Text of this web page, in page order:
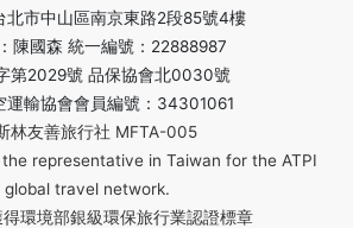
北市中山區南京東路2段85號4樓
陳國森 統一編號：22888987
第2029號 品保協會北0030號
運輸協會會員編號：34301061
林友善旅行社 MFTA-005
representative in Taiwan for the ATPI
global travel network.
環境部銀級環保旅行業認證標章